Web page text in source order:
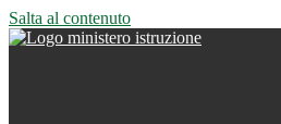
Salta al contenuto